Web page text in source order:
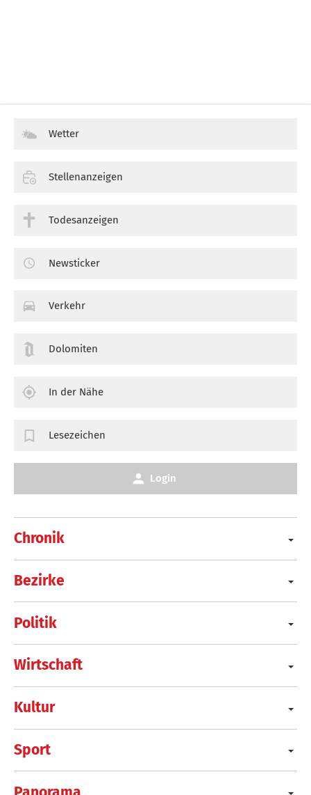
Chronik
Bezirke
Politik
Wirtschaft
Kultur
Sport
Wetter
Stellenanzeigen
Todesanzeigen
Newsticker
Verkehr
Dolomiten
In der Nähe
Lesezeichen
Login